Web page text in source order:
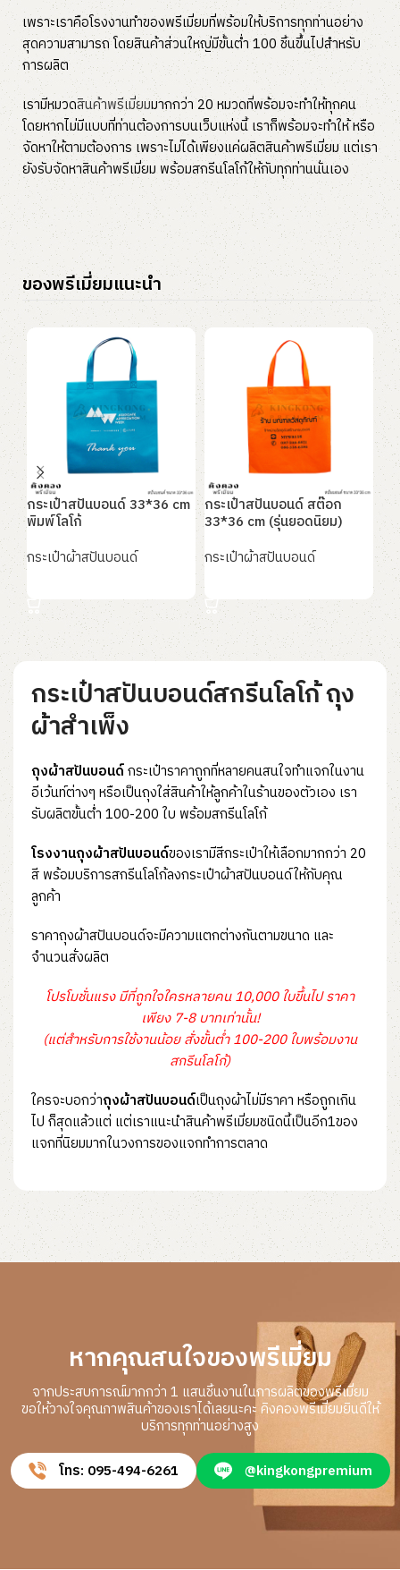
เพราะเราคือโรงงานทำของพรีเมี่ยมที่พร้อมให้บริการทุกท่านอย่าง
สุดความสามารถ โดยสินค้าส่วนใหญ่มีขั้นต่ำ 100 ชิ้นขึ้นไปสำหรับ
การผลิต
เรามีหมวดสินค้าพรีเมี่ยมมากกว่า 20 หมวดที่พร้อมจะทำให้ทุกคน
โดยหากไม่มีแบบที่ท่านต้องการบนเว็บแห่งนี้ เราก็พร้อมจะทำให้ หรือ
จัดหาให้ตามต้องการ เพราะไม่ได้เพียงแค่ผลิตสินค้าพรีเมี่ยม แต่เรา
ยังรับจัดหาสินค้าพรีเมี่ยม พร้อมสกรีนโลโก้ให้กับทุกท่านนั่นเอง
ของพรีเมี่ยมแนะนำ
กระเป๋าสปันบอนด์ 33*36 cm
พิมพ์โลโก้
กระเป๋าผ้าสปันบอนด์
กระเป๋าสปันบอนด์ สต๊อก
33*36 cm (รุ่นยอดนิยม)
กระเป๋าผ้าสปันบอนด์
ก
ก
กระเป๋าสปันบอนด์สกรีนโลโก้ ถุง
ผ้าสำเพ็ง
ถุงผ้าสปันบอนด์กระเป๋าราคาถูกที่หลายคนสนใจทำแจกในงาน
อีเว้นท์ต่างๆ หรือเป็นถุงใส่สินค้าให้ลูกค้าในร้านของตัวเอง เรา
รับผลิตขั้นต่ำ 100-200 ใบ พร้อมสกรีนโลโก้
โรงงานถุงผ้าสปันบอนด์ของเรามีสีกระเป๋าให้เลือกมากกว่า 20
สี พร้อมบริการสกรีนโลโก้ลงกระเป๋าผ้าสปันบอนด์ให้กับคุณ
ลูกค้า
ราคาถุงผ้าสปันบอนด์จะมีความแตกต่างกันตามขนาด และ
จำนวนสั่งผลิต
โปรโมชั่นแรง มีที่ถูกใจใครหลายคน 10,000 ใบขึ้นไป ราคา
เพียง 7-8 บาทเท่านั้น!
(แต่สำหรับการใช้งานน้อย สั่งขั้นต่ำ 100-200 ใบพร้อมงาน
สกรีนโลโก้)
ใครจะบอกว่าถุงผ้าสปันบอนด์เป็นถุงผ้าไม่มีราคา หรือถูกเกิน
ไป ก็สุดแล้วแต่ แต่เราแนะนำสินค้าพรีเมี่ยมชนิดนี้เป็นอีก1ของ
แจกที่นิยมมากในวงการของแจกทำการตลาด
หากคุณสนใจของพรีเมี่ยม
จากประสบการณ์มากกว่า 1 แสนชิ้นงานในการผลิตของพรีเมี่ยม
ขอให้วางใจคุณภาพสินค้าของเราได้เลยนะคะ คิงคองพรีเมี่ยมยินดีให้
บริการทุกท่านอย่างสูง
โทร: 095-494-6261
@kingkongpremium